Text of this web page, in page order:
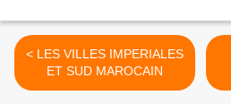
< LES VILLES IMPERIALES
ET SUD MAROCAIN